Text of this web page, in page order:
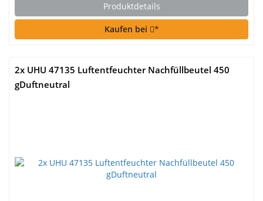
Produktdetails
Kaufen bei *
2x UHU 47135 Luftentfeuchter Nachfüllbeutel 450
gDuftneutral